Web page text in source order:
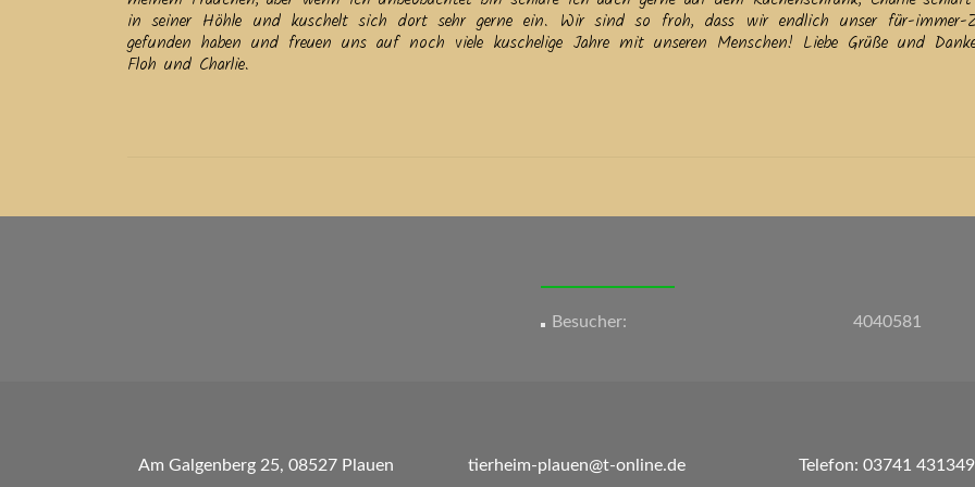
in seiner Höhle und kuschelt sich dort sehr gerne ein. Wir sind so froh, dass wir endlich unser für-immer-
gefunden haben und freuen uns auf noch viele kuschelige Jahre mit unseren Menschen! Liebe Grüße und
Floh und Charlie.
Beitrags-
4040581
Besucher:
Am Galgenberg 25, 08527 Plauen tierheim-plauen@t-online.de Telefon: 03741 431349